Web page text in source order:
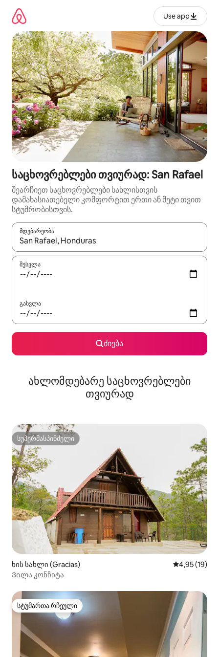
გადასვლა
Use app
საცხოვრებლები თვიურად: San Rafael
შეარჩიეთ საცხოვრებლები სახლისთვის
დამახასიათებელი კომფორტით ერთი ან მეტი თვით
სტუმრობისთვის.
მდებარეობა
როცა შედეგები ხელმისაწვდომი გახდება, ნავიგაციისთვის
შესვლა
გასვლა
ძიება
ახლომდებარე საცხოვრებლები
თვიურად
სუპერმასპინძელი
სუპერმასპინძელი
ხის სახლი (Gracias) საშუალო
4,95 (19)
Ვილა კონჩიტა
სტუმართა რჩეული
სტუმართა რჩეული